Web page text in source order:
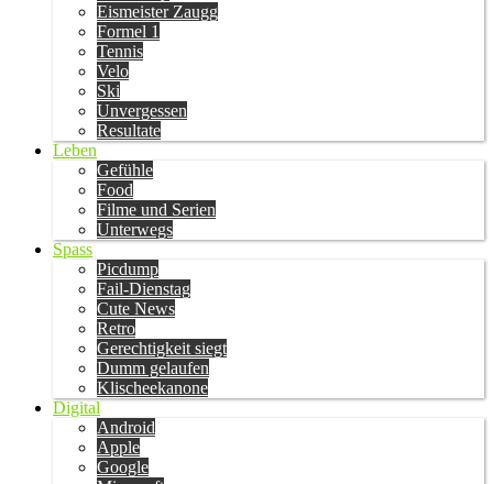
Eismeister Zaugg
Formel 1
Tennis
Velo
Ski
Unvergessen
Resultate
Leben
Gefühle
Food
Filme und Serien
Unterwegs
Spass
Picdump
Fail-Dienstag
Cute News
Retro
Gerechtigkeit siegt
Dumm gelaufen
Klischeekanone
Digital
Android
Apple
Google